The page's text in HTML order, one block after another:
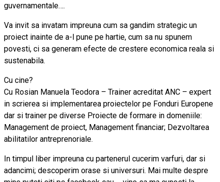
guvernamentale….
Va invit sa invatam impreuna cum sa gandim strategic un
proiect inainte de a-l pune pe hartie, cum sa nu spunem
povesti, ci sa generam efecte de crestere economica reala si
sustenabila.
Cu cine?
Cu Rosian Manuela Teodora – Trainer acreditat ANC – expert
in scrierea si implementarea proiectelor pe Fonduri Europene
dar si trainer pe diverse Proiecte de formare in domeniile:
Management de proiect, Management financiar; Dezvoltarea
abilitatilor antreprenoriale.
In timpul liber impreuna cu partenerul cucerim varfuri, dar si
adancimi; descoperim orase si universuri. Mai multe despre